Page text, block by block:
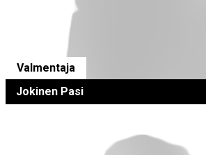
Valmentaja
Jokinen Pasi